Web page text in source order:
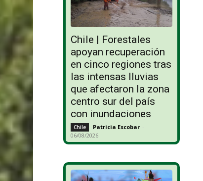
Chile | Forestales
apoyan recuperación
en cinco regiones tras
las intensas lluvias
que afectaron la zona
centro sur del país
con inundaciones
Chile Patricia Escobar -
06/08/2026